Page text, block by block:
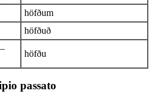
höfðum
höfðuð
höfðu
passato